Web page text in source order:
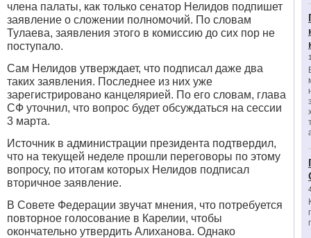
члена палаты, как только сенатор Нелидов подпишет
заявление о сложении полномочий. По словам
Тулаева, заявления этого в комиссию до сих пор не
поступало.
Сам Нелидов утверждает, что подписал даже два
таких заявления. Последнее из них уже
зарегистрировано канцелярией. По его словам, глава
СФ уточнил, что вопрос будет обсуждаться на сессии
3 марта.
Источник в администрации президента подтвердил,
что на текущей неделе прошли переговоры по этому
вопросу, по итогам которых Нелидов подписал
вторичное заявление.
В Совете Федерации звучат мнения, что потребуется
повторное голосование в Карелии, чтобы
окончательно утвердить Алиханова. Однако